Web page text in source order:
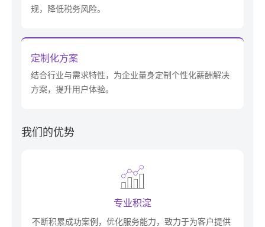
规，降低税务风险。
定制化方案
结合行业与需求特性，为企业量身定制个性化薪酬解决
方案，提升用户体验。
我们的优势
专业积淀
不断积累成功案例，优化服务能力，致力于为客户提供